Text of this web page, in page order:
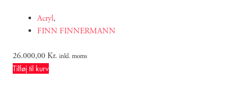
Acryl,
FINN FINNERMANN
26.000,00Kr. inkl. moms
Tilføj til kurv